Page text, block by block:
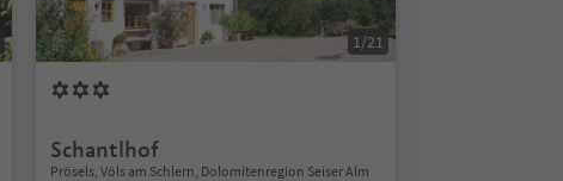
1/21
Schantlhof
Prösels, Völs am Schlern, Dolomitenregion Seiser Alm